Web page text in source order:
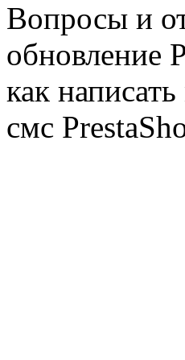
Вопросы и
обновление
как
смс